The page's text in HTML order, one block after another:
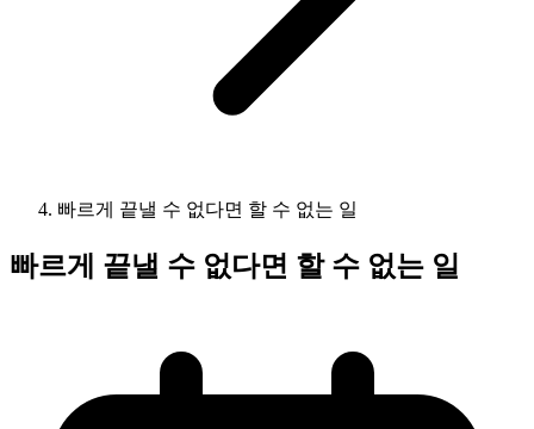
빠르게 끝낼 수 없다면 할 수 없는 일
빠르게 끝낼 수 없다면 할 수 없는 일